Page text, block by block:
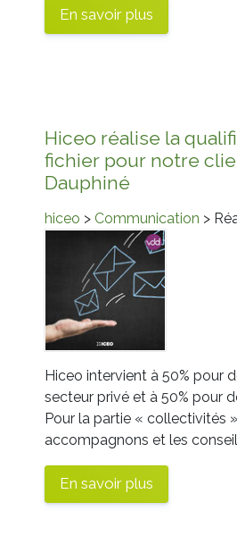
En savoir plus
Hiceo réalise la
fichier pour notre
Dauphiné
hiceo > Communication >
Hiceo intervient à 50% pour
secteur privé et à 50% pour
Pour la partie « collectivités
accompagnons et les
En savoir plus